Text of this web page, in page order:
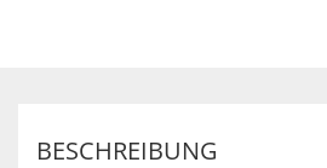
BESCHREIBUNG